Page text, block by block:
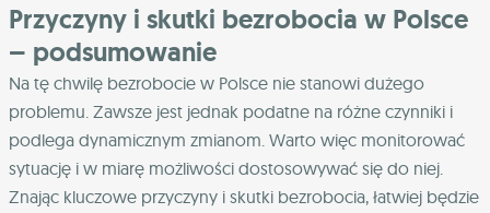
Przyczyny i skutki bezrobocia w Polsce
– podsumowanie
Na tę chwilę bezrobocie w Polsce nie stanowi dużego
problemu. Zawsze jest jednak podatne na różne czynniki i
podlega dynamicznym zmianom. Warto więc monitorować
sytuację i w miarę możliwości dostosowywać się do niej.
Znając kluczowe przyczyny i skutki bezrobocia, łatwiej będzie